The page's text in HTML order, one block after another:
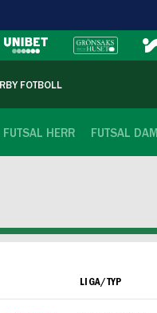
FOTBOLL
FUTSAL HERR FUTSAL DAM
LIGA/TYP